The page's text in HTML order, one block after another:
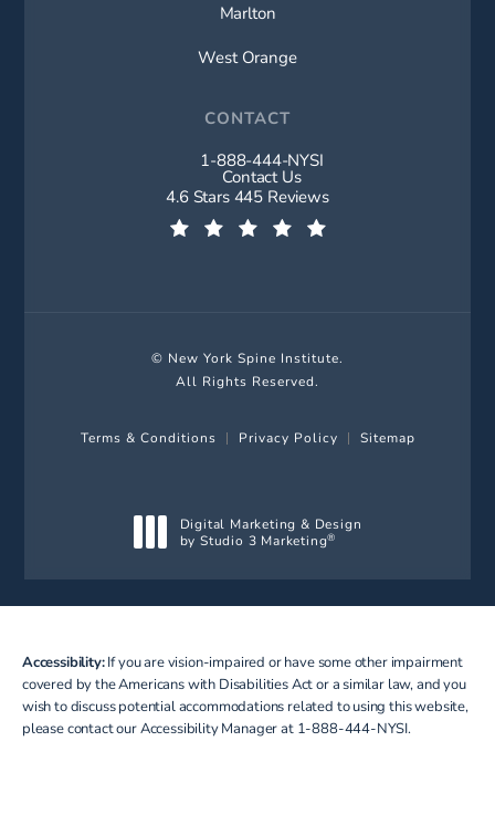
Marlton
West Orange
CONTACT
Call New York Spine Institute on
1-888-444-NYSI
Contact Us
New York Spine Institute reviews:
4.6 Stars 445 Reviews
© New York Spine Institute.
All Rights Reserved.
Terms & Conditions Privacy Policy Sitemap
Digital Marketing & Design
by Studio 3 Marketing®
Accessibility:If you are vision-impaired or have some other impairment
covered by the Americans with Disabilities Act or a similar law, and you
wish to discuss potential accommodations related to using this website,
please contact our Accessibility Manager at 1-888-444-NYSI.